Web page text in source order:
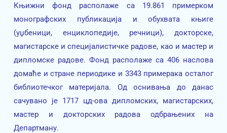
Књижни фонд располаже са 19.861 примерком
монографских публикација и обухвата књиге
(уџбеници, енциклопедије, речници), докторске,
магистарске и специјалистичке радове, као и мастер и
дипломске радове. Фонд располаже са 406 наслова
домаће и стране периодике и 3343 примерака осталог
библиотечког материјала. Од оснивања до данас
сачувано је 1717 цд-ова дипломских, магистарских,
мастер и докторских радова одбрањених на
Департману.